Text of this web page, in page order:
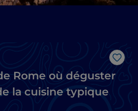
Rome où déguster
la cuisine typique